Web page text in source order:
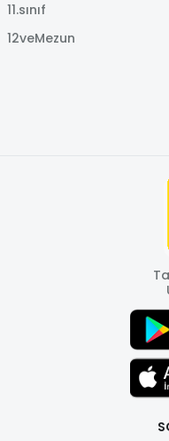
11.sınıf
12veMezun